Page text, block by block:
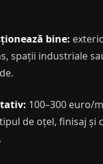
bine:
spații industriale
100–300 euro/
de oțel, finisaj și